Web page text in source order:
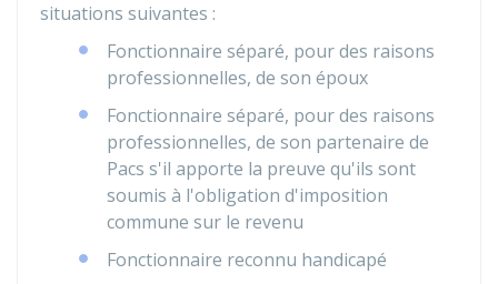
situations suivantes :
Fonctionnaire séparé, pour des raisons
professionnelles, de son époux
Fonctionnaire séparé, pour des raisons
professionnelles, de son partenaire de
Pacs s'il apporte la preuve qu'ils sont
soumis à l'obligation d'imposition
commune sur le revenu
Fonctionnaire reconnu handicapé